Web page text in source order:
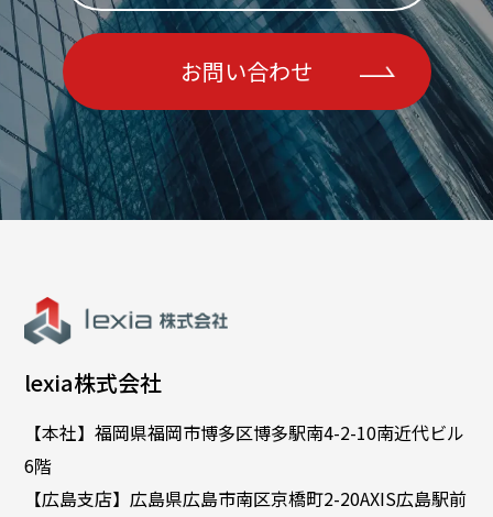
お問い合わせ
lexia株式会社
【本社】福岡県福岡市博多区博多駅南4-2-10南近代ビル
6階
【広島支店】広島県広島市南区京橋町2-20AXIS広島駅前